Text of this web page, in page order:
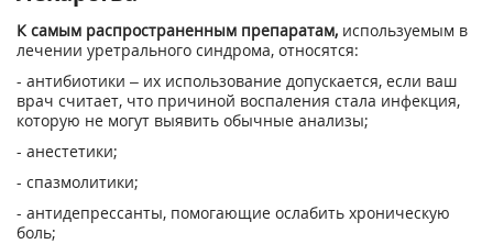
К самым распространенным препаратам, используемым в
лечении уретрального синдрома, относятся:
- антибиотики – их использование допускается, если ваш
врач считает, что причиной воспаления стала инфекция,
которую не могут выявить обычные анализы;
- анестетики;
- спазмолитики;
- антидепрессанты, помогающие ослабить хроническую
боль;